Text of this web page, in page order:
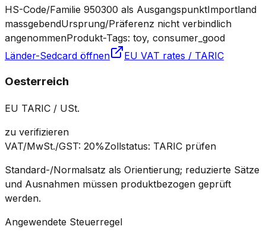
HS-Code/Familie 950300 als AusgangspunktImportland
massgebendUrsprung/Präferenz nicht verbindlich
angenommenProdukt-Tags: toy, consumer_good
Länder-Sedcard öffnen
EU VAT rates / TARIC
Oesterreich
EU TARIC / USt.
zu verifizieren
VAT/MwSt./GST: 20%Zollstatus: TARIC prüfen
Standard-/Normalsatz als Orientierung; reduzierte Sätze
und Ausnahmen müssen produktbezogen geprüft
werden.
Angewendete Steuerregel